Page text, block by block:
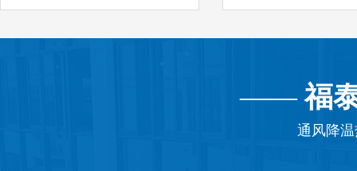
——福
通风降